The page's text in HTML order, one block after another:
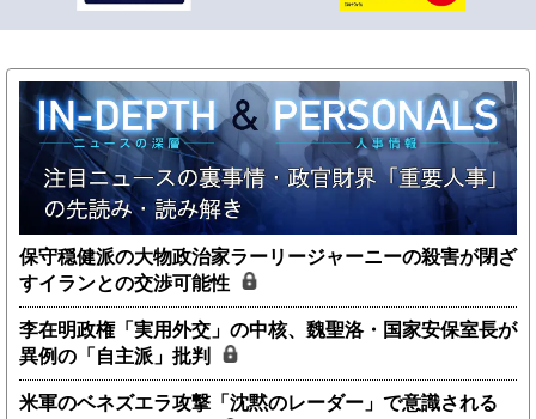
保守穏健派の大物政治家ラーリージャーニーの殺害が閉ざ
すイランとの交渉可能性
李在明政権「実用外交」の中核、魏聖洛・国家安保室長が
異例の「自主派」批判
米軍のベネズエラ攻撃「沈黙のレーダー」で意識される